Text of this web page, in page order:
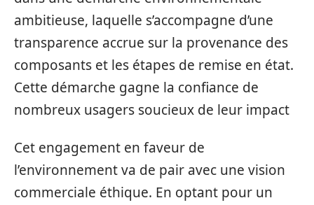
ambitieuse, laquelle s’accompagne d’une
transparence accrue sur la provenance des
composants et les étapes de remise en état.
Cette démarche gagne la confiance de
nombreux usagers soucieux de leur impact
Cet engagement en faveur de
l’environnement va de pair avec une vision
commerciale éthique. En optant pour un